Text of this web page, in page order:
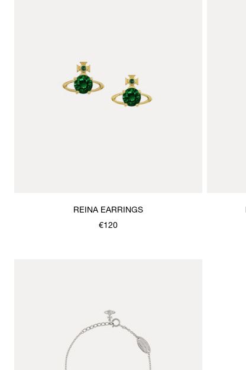
REINA EARRINGS
€120